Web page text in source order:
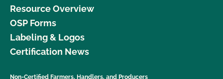
Resource Overview
OSP Forms
Labeling & Logos
Certification News
Non-Certified Farmers, Handlers, and Producers